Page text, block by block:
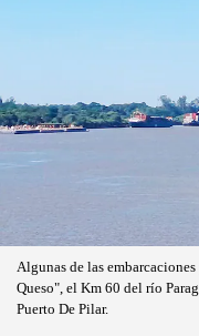
Algunas de las
Queso", el Km 60 del río
Puerto De Pilar.